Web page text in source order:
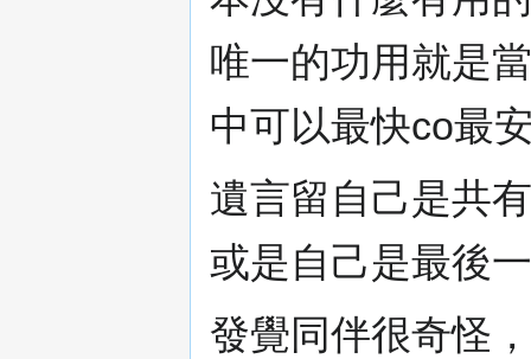
唯一的功用就是
中可以最快co最
遺言留自己是共
或是自己是最後
發覺同伴很奇怪